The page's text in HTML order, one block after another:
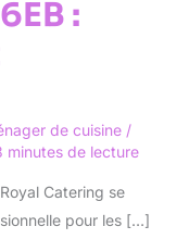
:
de cuisine/
minutes de lecture
Catering se
pour les […]